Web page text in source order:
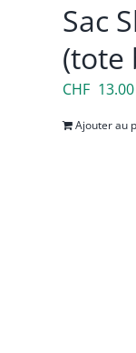
Sac
(tote
CHF 13.00
Ajouter au